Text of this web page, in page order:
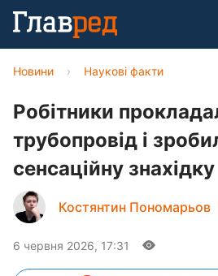
Новини › Наукові факти
Робітники
трубопровід і
сенсаційну знахідку
Костянтин Пономарьов
6 червня 2026, 17:31